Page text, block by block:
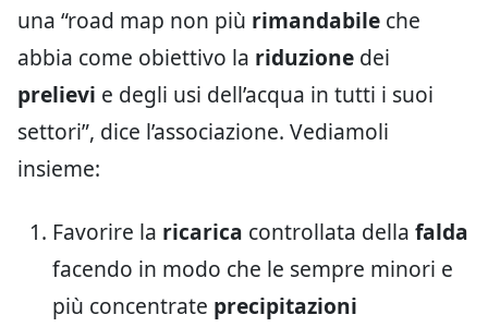
una “road map non più rimandabile che
abbia come obiettivo la riduzione dei
prelievi e degli usi dell’acqua in tutti i suoi
settori”, dice l’associazione. Vediamoli
insieme:
Favorire la ricarica controllata della falda
facendo in modo che le sempre minori e
più concentrate precipitazioni